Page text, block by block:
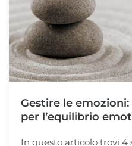
Gestire le
per l’equilibrio
In questo articolo trovi 4